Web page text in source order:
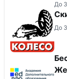
До
До